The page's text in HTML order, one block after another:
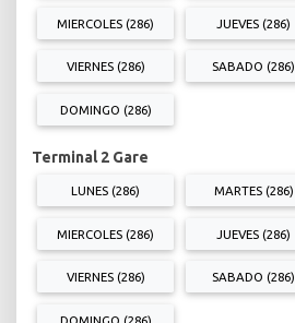
MIERCOLES (286) JUEVES (286)
VIERNES (286) SABADO (286)
DOMINGO (286)
Terminal 2 Gare
LUNES (286) MARTES (286)
MIERCOLES (286) JUEVES (286)
VIERNES (286) SABADO (286)
DOMINGO (286)